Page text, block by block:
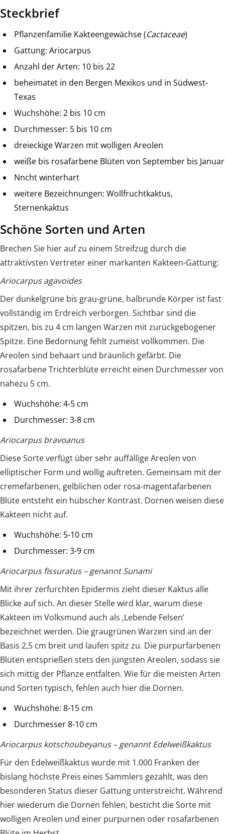
Steckbrief
Pflanzenfamilie Kakteengewächse (Cactaceae)
Gattung: Ariocarpus
Anzahl der Arten: 10 bis 22
beheimatet in den Bergen Mexikos und in Südwest-
Texas
Wuchshöhe: 2 bis 10 cm
Durchmesser: 5 bis 10 cm
dreieckige Warzen mit wolligen Areolen
weiße bis rosafarbene Blüten von September bis Januar
Nncht winterhart
weitere Bezeichnungen: Wollfruchtkaktus,
Sternenkaktus
Schöne Sorten und Arten
Brechen Sie hier auf zu einem Streifzug durch die
attraktivsten Vertreter einer markanten Kakteen-Gattung:
Ariocarpus agavoides
Der dunkelgrüne bis grau-grüne, halbrunde Körper ist fast
vollständig im Erdreich verborgen. Sichtbar sind die
spitzen, bis zu 4 cm langen Warzen mit zurückgebogener
Spitze. Eine Bedornung fehlt zumeist vollkommen. Die
Areolen sind behaart und bräunlich gefärbt. Die
rosafarbene Trichterblüte erreicht einen Durchmesser von
nahezu 5 cm.
Wuchshöhe: 4-5 cm
Durchmesser: 3-8 cm
Ariocarpus bravoanus
Diese Sorte verfügt über sehr auffällige Areolen von
elliptischer Form und wollig auftreten. Gemeinsam mit der
cremefarbenen, gelblichen oder rosa-magentafarbenen
Blüte entsteht ein hübscher Kontrast. Dornen weisen diese
Kakteen nicht auf.
Wuchshöhe: 5-10 cm
Durchmesser: 3-9 cm
Ariocarpus fissuratus – genannt Sunami
Mit ihrer zerfurchten Epidermis zieht dieser Kaktus alle
Blicke auf sich. An dieser Stelle wird klar, warum diese
Kakteen im Volksmund auch als ‚Lebende Felsen‘
bezeichnet werden. Die graugrünen Warzen sind an der
Basis 2,5 cm breit und laufen spitz zu. Die purpurfarbenen
Blüten entsprießen stets den jüngsten Areolen, sodass sie
sich mittig der Pflanze entfalten. Wie für die meisten Arten
und Sorten typisch, fehlen auch hier die Dornen.
Wuchshöhe: 8-15 cm
Durchmesser 8-10 cm
Ariocarpus kotschoubeyanus – genannt Edelweißkaktus
Für den Edelweißkaktus wurde mit 1.000 Franken der
bislang höchste Preis eines Sammlers gezahlt, was den
besonderen Status dieser Gattung unterstreicht. Während
hier wiederum die Dornen fehlen, besticht die Sorte mit
wolligen Areolen und einer purpurnen oder rosafarbenen